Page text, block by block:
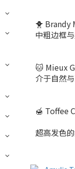
🐥 Brandy
中粗边框
🐱 Mieux
介于自然
🍯 Toffee
超高发色